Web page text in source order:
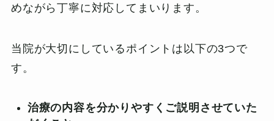
めながら丁寧に対応してまいります。
当院が大切にしているポイントは以下の3つで
す。
治療の内容を分かりやすくご説明させていた